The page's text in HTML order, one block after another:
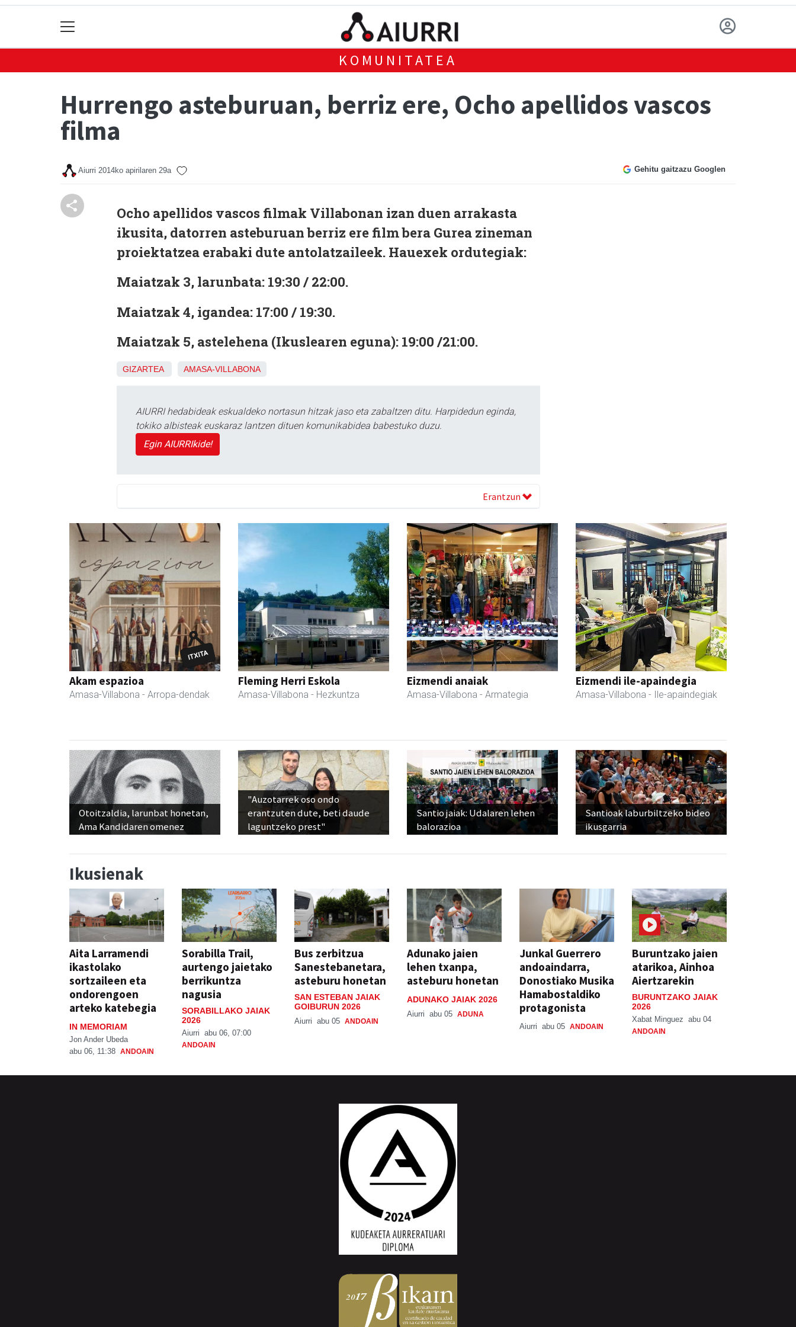
KOMUNITATEA
Hurrengo asteburuan, berriz ere, Ocho apellidos vascos
filma
Aiurri 2014ko apirilaren 29a Gehitu gaitzazu Googlen
Ocho apellidos vascos filmak Villabonan izan duen arrakasta
ikusita, datorren asteburuan berriz ere film bera Gurea zineman
proiektatzea erabaki dute antolatzaileek. Hauexek ordutegiak:
Maiatzak 3, larunbata: 19:30 / 22:00.
Maiatzak 4, igandea: 17:00 / 19:30.
Maiatzak 5, astelehena (Ikuslearen eguna): 19:00 /21:00.
GIZARTEA AMASA-VILLABONA
AIURRI hedabideak eskualdeko nortasun hitzak jaso eta zabaltzen ditu. Harpidedun eginda,
tokiko albisteak euskaraz lantzen dituen komunikabidea babestuko duzu.
Egin AIURRIkide!
Erantzun
Akam espazioa
Amasa-Villabona - Arropa-dendak
Fleming Herri Eskola
Amasa-Villabona - Hezkuntza
Eizmendi anaiak
Amasa-Villabona - Armategia
Eizmendi ile-apaindegia
Amasa-Villabona - Ile-apaindegiak
Otoitzaldia, larunbat honetan,
Ama Kandidaren omenez
"Auzotarrek oso ondo
erantzuten dute, beti daude
laguntzeko prest"
Santio jaiak: Udalaren lehen
balorazioa
Santioak laburbiltzeko bideo
ikusgarria
Ikusienak
Aita Larramendi
ikastolako
sortzaileen eta
ondorengoen
arteko katebegia
IN MEMORIAM
Jon Ander Ubeda
abu 06, 11:38 ANDOAIN
Sorabilla Trail,
aurtengo jaietako
berrikuntza
nagusia
SORABILLAKO JAIAK
2026
Aiurri abu 06, 07:00
ANDOAIN
Bus zerbitzua
Sanestebanetara,
asteburu honetan
SAN ESTEBAN JAIAK
GOIBURUN 2026
Aiurri abu 05 ANDOAIN
Adunako jaien
lehen txanpa,
asteburu honetan
ADUNAKO JAIAK 2026
Aiurri abu 05 ADUNA
Junkal Guerrero
andoaindarra,
Donostiako Musika
Hamabostaldiko
protagonista
Aiurri abu 05 ANDOAIN
Buruntzako jaien
atarikoa, Ainhoa
Aiertzarekin
BURUNTZAKO JAIAK
2026
Xabat Minguez abu 04
ANDOAIN